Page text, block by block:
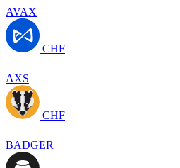
AVAX
CHF
AXS
CHF
BADGER